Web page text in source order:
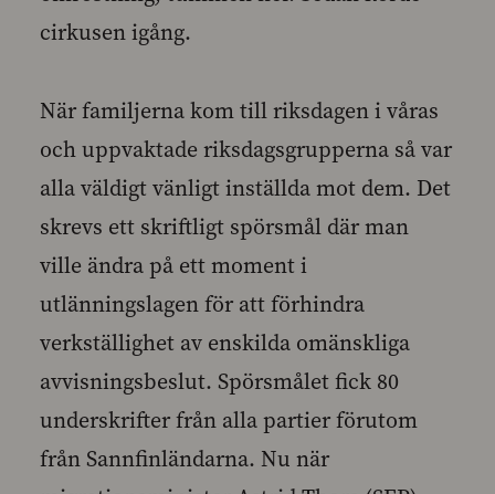
cirkusen igång.
När familjerna kom till riksdagen i våras
och uppvaktade riksdagsgrupperna så var
alla väldigt vänligt inställda mot dem. Det
skrevs ett skriftligt spörsmål där man
ville ändra på ett moment i
utlänningslagen för att förhindra
verkställighet av enskilda omänskliga
avvisningsbeslut. Spörsmålet fick 80
underskrifter från alla partier förutom
från Sannfinländarna. Nu när